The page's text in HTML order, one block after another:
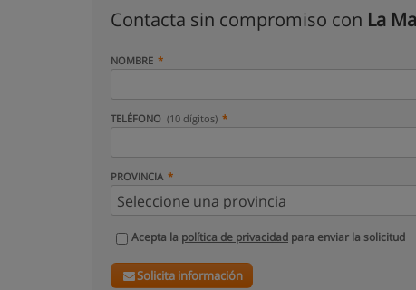
Contacta sin compromiso con La
NOMBRE
TELÉFONO (10 dígitos)
PROVINCIA
Acepta la política de privacidad para enviar la solicitud
Solicita información